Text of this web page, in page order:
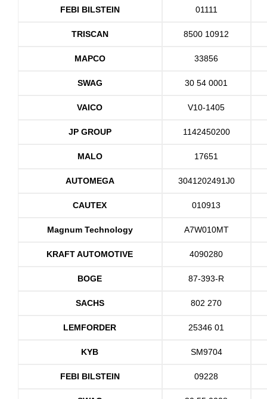
FEBI BILSTEIN 01111
TRISCAN 8500 10912
MAPCO 33856
SWAG 30 54 0001
VAICO V10-1405
JP GROUP 1142450200
MALO 17651
AUTOMEGA 3041202491J0
CAUTEX 010913
Magnum Technology A7W010MT
KRAFT AUTOMOTIVE 4090280
BOGE 87-393-R
SACHS 802 270
LEMFORDER 25346 01
KYB SM9704
FEBI BILSTEIN 09228